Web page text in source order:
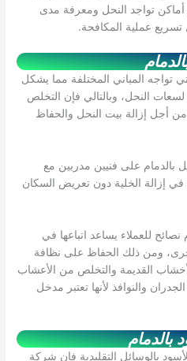
تواجد النحل ومعرفة مدى
عملية المكافحة.
تواجه المباني المختلفة مما يشكل
النحل، وبالتالي فإن التخلص
أجل إزالة بيت النحل والحفاظ
على فنيين مدربين مع
إزالة الخلية دون تعريض السكان
للعملاء يساعد اتباعها في
ومن ذلك الحفاظ على نظافة
القديمة والتخلص من الأعشاب
والنوافذ لأنها تعتبر مدخل
بالدمام
بالوسائل التقليدية فإن شركة